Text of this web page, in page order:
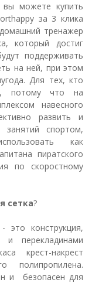
можете купить
за 3 клика
тренажер
который достиг
поддерживать
на ней, при этом
Для тех, кто
потому что на
навесного
развить и
спортом,
как
пиратского
по скоростному
сетка?
конструкция,
и перекладинами
крест-накрест
полипропилена.
и безопасен для